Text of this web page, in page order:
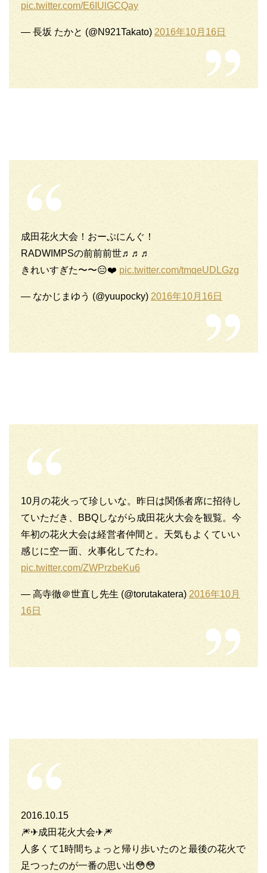
pic.twitter.com/E6IUlGCQay
— 長坂 たかと (@N921Takato) 2016年10月16日
成田花火大会！おーぷにんぐ！
RADWIMPSの前前前世♬♬♬
きれいすぎた〜〜😑❤️ pic.twitter.com/tmqeUDLGzg
— なかじまゆう (@yuupocky) 2016年10月16日
10月の花火って珍しいな。昨日は関係者席に招待し
ていただき、BBQしながら成田花火大会を観覧。今
年初の花火大会は経営者仲間と。天気もよくていい
感じに空一面、火事化してたわ。
pic.twitter.com/ZWPrzbeKu6
— 高寺徹＠世直し先生 (@torutakatera) 2016年10月
16日
2016.10.15
🎆✈成田花火大会✈🎆
人多くて1時間ちょっと帰り歩いたのと最後の花火で
足つったのが一番の思い出😳😳